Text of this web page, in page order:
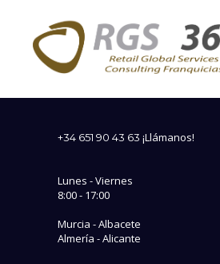
+34 651 90 43 63 ¡Llámanos!
Lunes - Viernes
8:00 - 17:00
Murcia - Albacete
Almería - Alicante